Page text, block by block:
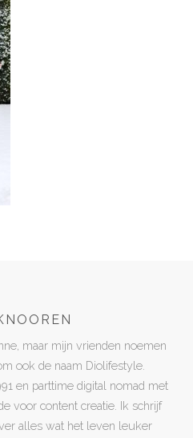
maar mijn vrienden noemen
ook de naam Diolifestyle.
en parttime digital nomad met
voor content creatie. Ik schrijf
alles wat het leven leuker